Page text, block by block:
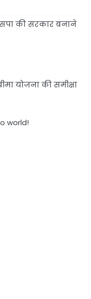
की सरकार बनाने
योजना की समीक्षा
world!